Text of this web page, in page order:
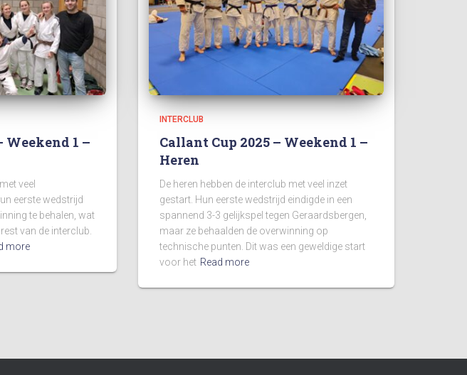
Weekend 1 –
veel
eerste wedstrijd
te behalen, wat
van de interclub.
more
INTERCLUB
Callant Cup 2025 – Weekend 1 –
Heren
De heren hebben de interclub met veel inzet
gestart. Hun eerste wedstrijd eindigde in een
spannend 3-3 gelijkspel tegen Geraardsbergen,
maar ze behaalden de overwinning op
technische punten. Dit was een geweldige start
voor het Read more